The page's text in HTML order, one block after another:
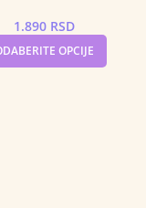
1.890 RSD
OPCIJE